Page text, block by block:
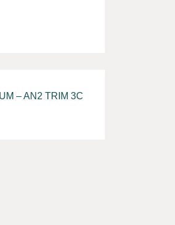
– AN2 TRIM 3C